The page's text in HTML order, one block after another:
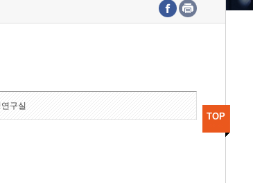
구실
TOP